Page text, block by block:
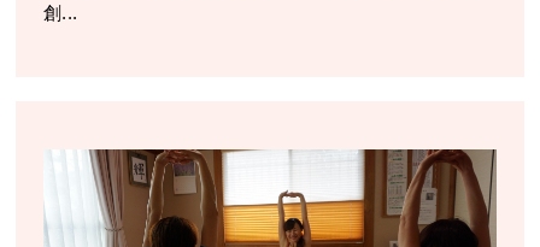
創...